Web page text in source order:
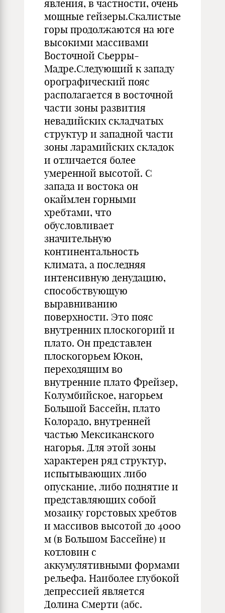
явления, в частности, очень
мощные гейзеры.Скалистые
горы продолжаются на юге
высокими массивами
Восточной Сьерры-
Мадре.Следующий к западу
орографический пояс
располагается в восточной
части зоны развития
невадийских складчатых
структур и западной части
зоны ларамийских складок
и отличается более
умеренной высотой. С
запада и востока он
окаймлен горными
хребтами, что
обусловливает
значительную
континентальность
климата, а последняя
интенсивную денудацию,
способствующую
выравниванию
поверхности. Это пояс
внутренних плоскогорий и
плато. Он представлен
плоскогорьем Юкон,
переходящим во
внутренние плато Фрейзер,
Колумбийское, нагорьем
Большой Бассейн, плато
Колорадо, внутренней
частью Мексиканского
нагорья. Для этой зоны
характерен ряд структур,
испытывающих либо
опускание, либо поднятие и
представляющих собой
мозаику горстовых хребтов
и массивов высотой до 4000
м (в Большом Бассейне) и
котловин с
аккумулятивными формами
рельефа. Наиболее глубокой
депрессией является
Долина Смерти (абс.